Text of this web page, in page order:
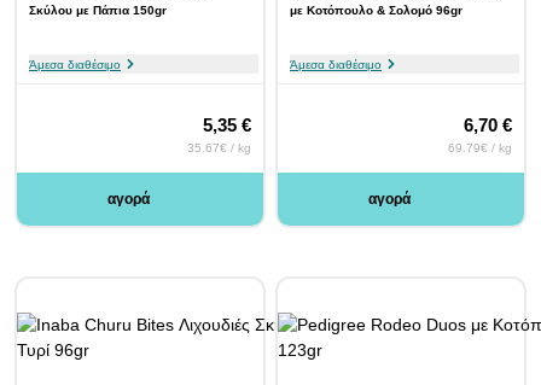
Σκύλου με Πάπια 150gr
Άμεσα διαθέσιμο
5,35 €
35.67€ / kg
αγορά
με Κοτόπουλο & Σολομό 96gr
Άμεσα διαθέσιμο
6,70 €
69.79€ / kg
αγορά